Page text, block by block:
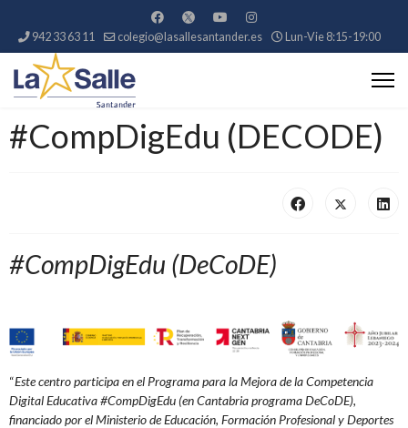
942 33 63 11 colegio@lasallesantander.es Lun-Vie 8:15-19:00
#CompDigEdu (DECODE)
#CompDigEdu (DeCoDE)
“Este centro participa en el Programa para la Mejora de la Competencia
Digital Educativa #CompDigEdu (en Cantabriaprograma DeCoDE),
financiado por el Ministerio de Educación, Formación Profesional y Deportes